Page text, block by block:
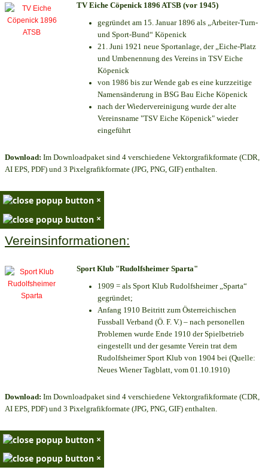
TV Eiche Cöpenick 1896 ATSB (vor 1945)
gegründet am 15. Januar 1896 als „Arbeiter-Turn-
und Sport-Bund“ Köpenick
21. Juni 1921 neue Sportanlage, der „Eiche-Platz
und Umbenennung des Vereins in TSV Eiche
Köpenick
von 1986 bis zur Wende gab es eine kurzzeitige
Namensänderung in BSG Bau Eiche Köpenick
nach der Wiedervereinigung wurde der alte
Vereinsname "TSV Eiche Köpenick" wieder
eingeführt
Download: Im Downloadpaket sind 4 verschiedene Vektorgrafikformate (CDR,
AI EPS, PDF) und 3 Pixelgrafikformate (JPG, PNG, GIF) enthalten.
×
×
Vereinsinformationen:
Sport Klub "Rudolfsheimer Sparta"
1909 = als Sport Klub Rudolfsheimer „Sparta“
gegründet;
Anfang 1910 Beitritt zum Österreichischen
Fussball Verband (Ö. F. V.) – nach personellen
Problemen wurde Ende 1910 der Spielbetrieb
eingestellt und der gesamte Verein trat dem
Rudolfsheimer Sport Klub von 1904 bei (Quelle:
Neues Wiener Tagblatt, vom 01.10.1910)
Download: Im Downloadpaket sind 4 verschiedene Vektorgrafikformate (CDR,
AI EPS, PDF) und 3 Pixelgrafikformate (JPG, PNG, GIF) enthalten.
×
×